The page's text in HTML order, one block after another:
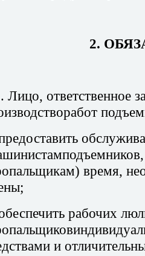
2.
Лицо, ответственное
время,
рабочих
и